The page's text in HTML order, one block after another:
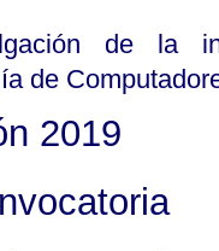
de la
de
2019